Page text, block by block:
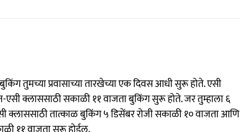
तुमच्या प्रवासाच्या तारखेच्या एक दिवस आधी सुरू होते. एसी
क्लाससाठी सकाळी ११ वाजता बुकिंग सुरू होते. जर तुम्हाला ६
क्लाससाठी तात्काळ बुकिंग ५ डिसेंबर रोजी सकाळी १० वाजता आणि